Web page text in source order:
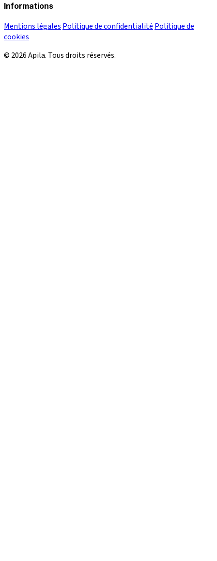
Informations
Mentions légales Politique de confidentialité Politique de
cookies
© 2026 Apila. Tous droits réservés.